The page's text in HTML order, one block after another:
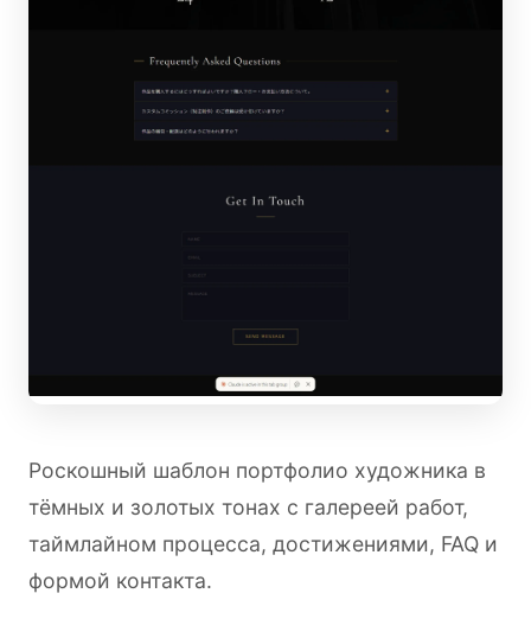
Роскошный шаблон портфолио художника в
тёмных и золотых тонах с галереей работ,
таймлайном процесса, достижениями, FAQ и
формой контакта.